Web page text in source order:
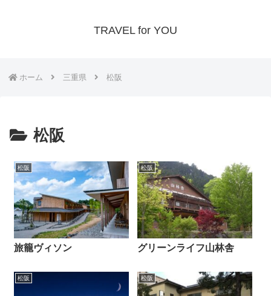
TRAVEL for YOU
ホーム 三重県 松阪
松阪
松阪
旅籠ヴィソン
松阪
グリーンライフ山林舎
松阪 松阪